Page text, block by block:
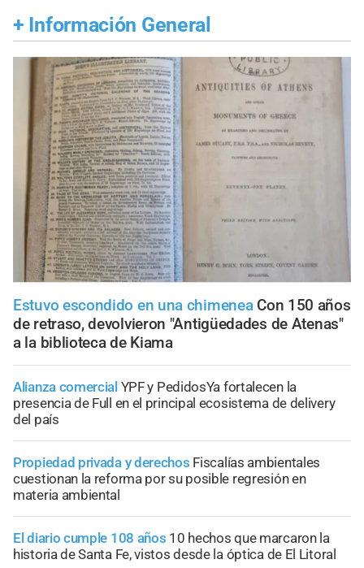
+ Información General
Estuvo escondido en una chimenea Con 150 años
de retraso, devolvieron "Antigüedades de Atenas"
a la biblioteca de Kiama
Alianza comercial YPF y PedidosYa fortalecen la
presencia de Full en el principal ecosistema de delivery
del país
Propiedad privada y derechos Fiscalías ambientales
cuestionan la reforma por su posible regresión en
materia ambiental
El diario cumple 108 años 10 hechos que marcaron la
historia de Santa Fe, vistos desde la óptica de El Litoral